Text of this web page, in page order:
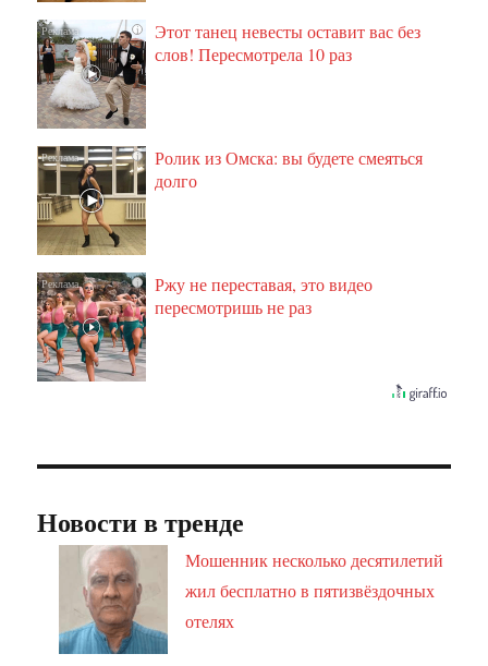
i
Этот танец невесты оставит вас без
слов! Пересмотрела 10 раз
i
Ролик из Омска: вы будете смеяться
долго
i
Ржу не переставая, это видео
пересмотришь не раз
Новости в тренде
Мошенник несколько десятилетий
жил бесплатно в пятизвёздочных
отелях